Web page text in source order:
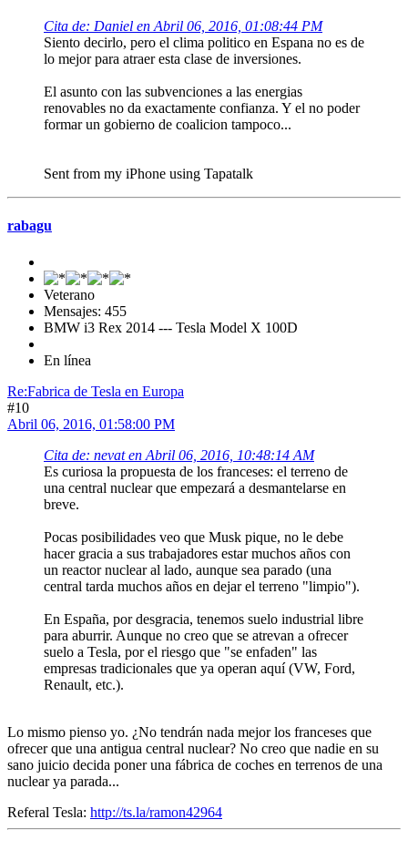
Cita de: Daniel en Abril 06, 2016, 01:08:44 PM
Siento decirlo, pero el clima politico en Espana no es de
lo mejor para atraer esta clase de inversiones.
El asunto con las subvenciones a las energias
renovables no da exactamente confianza. Y el no poder
formar un gobierno de coalicion tampoco...
Sent from my iPhone using Tapatalk
rabagu
Veterano
Mensajes: 455
BMW i3 Rex 2014 --- Tesla Model X 100D
En línea
Re:Fabrica de Tesla en Europa
#10
Abril 06, 2016, 01:58:00 PM
Cita de: nevat en Abril 06, 2016, 10:48:14 AM
Es curiosa la propuesta de los franceses: el terreno de
una central nuclear que empezará a desmantelarse en
breve.
Pocas posibilidades veo que Musk pique, no le debe
hacer gracia a sus trabajadores estar muchos años con
un reactor nuclear al lado, aunque sea parado (una
central tarda muchos años en dejar el terreno "limpio").
En España, por desgracia, tenemos suelo industrial libre
para aburrir. Aunque no creo que se atrevan a ofrecer
suelo a Tesla, por el riesgo que "se enfaden" las
empresas tradicionales que ya operan aquí (VW, Ford,
Renault, etc.).
Lo mismo pienso yo. ¿No tendrán nada mejor los franceses que
ofrecer que una antigua central nuclear? No creo que nadie en su
sano juicio decida poner una fábrica de coches en terrenos de una
nuclear ya parada...
Referal Tesla: http://ts.la/ramon42964